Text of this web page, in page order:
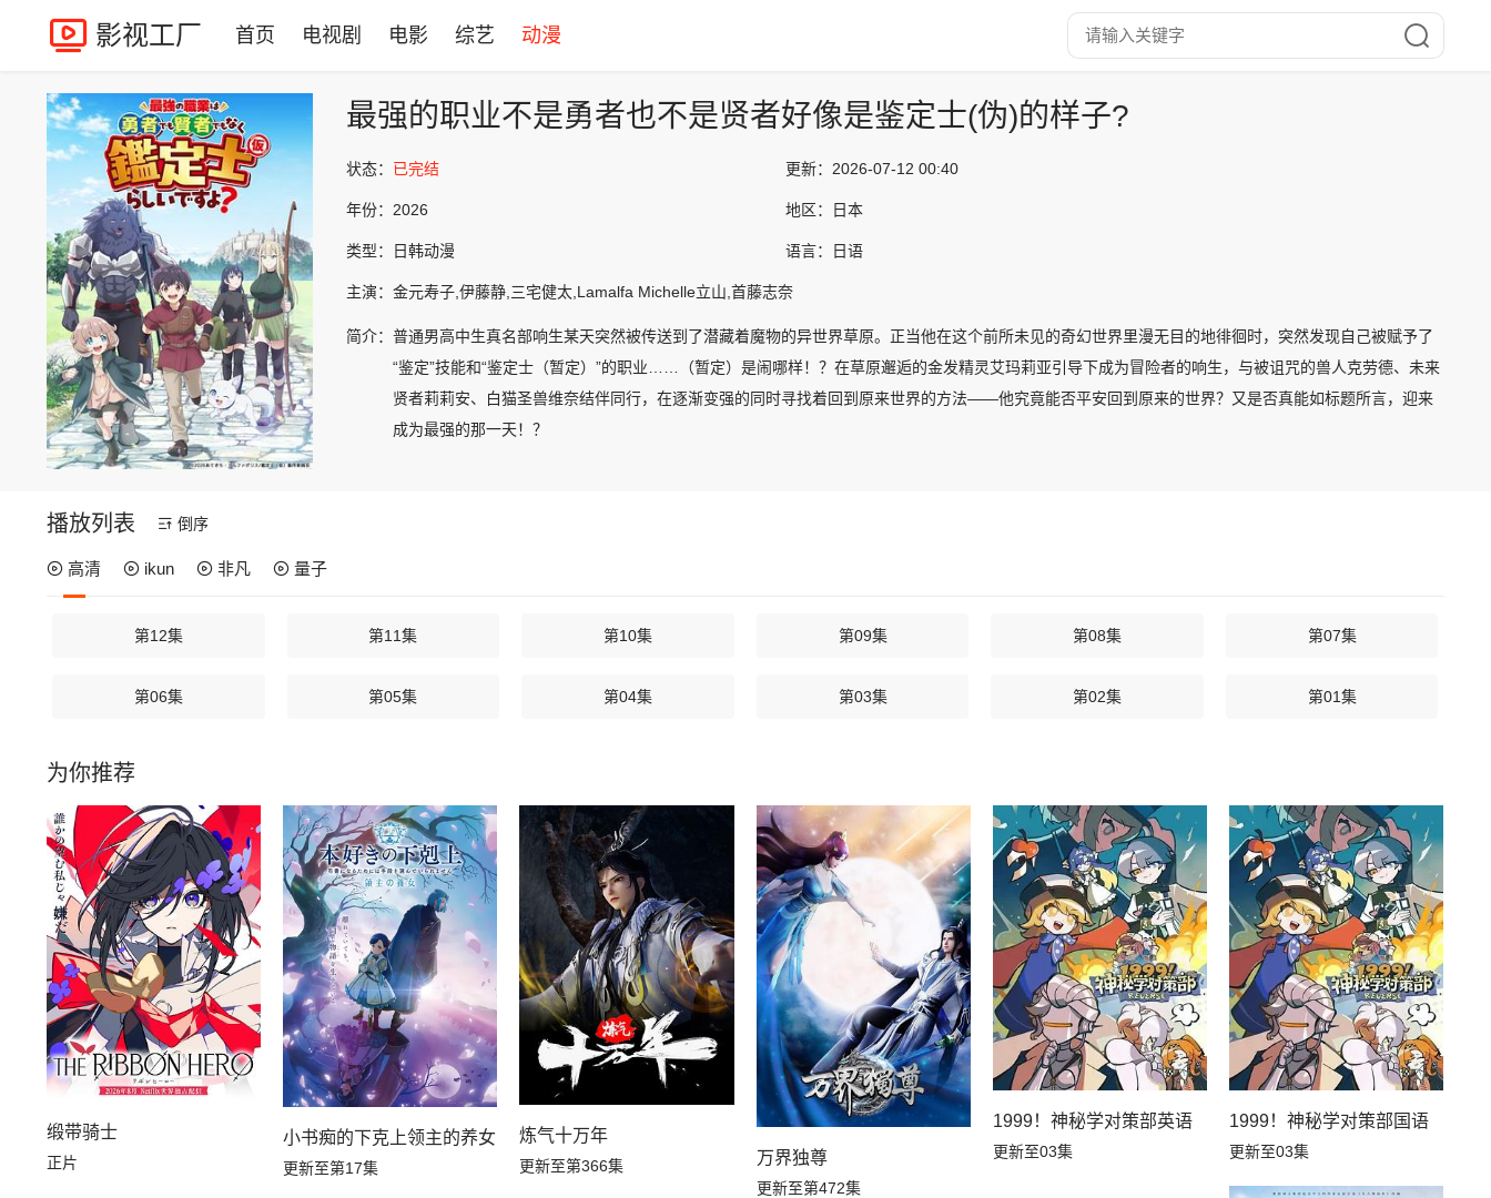
影视工厂 首页 电视剧 电影 综艺 动漫
最强的职业不是勇者也不是贤者好像是鉴定士(伪)的样子?
状态： 已完结 更新： 2026-07-12 00:40
年份： 2026 地区： 日本
类型： 日韩动漫 语言： 日语
主演： 金元寿子,伊藤静,三宅健太,Lamalfa Michelle立山,首藤志奈
简介： 普通男高中生真名部响生某天突然被传送到了潜藏着魔物的异世界草原。正当他在这个前所未见的奇幻世界里漫无目的地徘徊时，突然发现自己被赋予了
“鉴定”技能和“鉴定士（暂定）”的职业……（暂定）是闹哪样！？在草原邂逅的金发精灵艾玛莉亚引导下成为冒险者的响生，与被诅咒的兽人克劳德、未来
贤者莉莉安、白猫圣兽维奈结伴同行，在逐渐变强的同时寻找着回到原来世界的方法——他究竟能否平安回到原来的世界？又是否真能如标题所言，迎来
成为最强的那一天！？
播放列表 倒序
高清 ikun 非凡 量子
第12集 第11集 第10集 第09集 第08集 第07集
第06集 第05集 第04集 第03集 第02集 第01集
为你推荐
缎带骑士
正片
小书痴的下克上领主的养女
更新至第17集
炼气十万年
更新至第366集 万界独尊
更新至第472集
1999！神秘学对策部英语
更新至03集
1999！神秘学对策部国语
更新至03集